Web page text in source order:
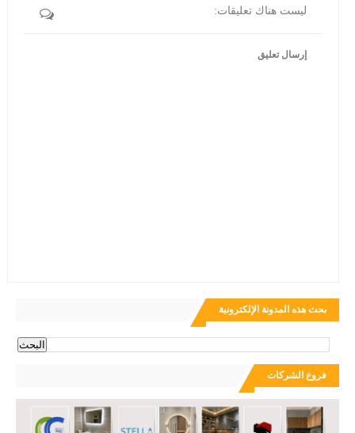
ليست هناك تعليقات:
إرسال تعليق
بحث هذه المدونة الإلكترونية
فروع الشركات